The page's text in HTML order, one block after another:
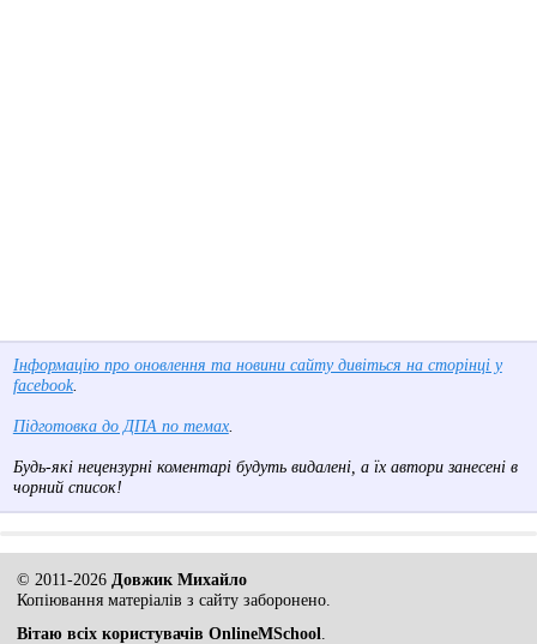
Інформацію про оновлення та новини сайту дивіться на сторінці у
facebook.
Підготовка до ДПА по темах.
Будь-які нецензурні коментарі будуть видалені, а їх автори занесені в
чорний список!
© 2011-2026Довжик Михайло
Копіювання матеріалів з сайту заборонено.
Вітаю всіх користувачів OnlineMSchool